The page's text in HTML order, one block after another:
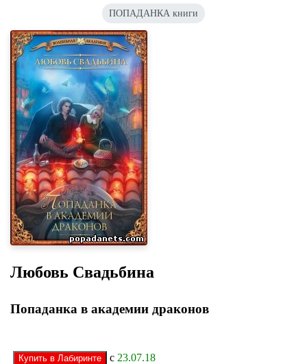
ПОПАДАНКА книги
Любовь Свадьбина
Попаданка в академии драконов
с 23.07.18